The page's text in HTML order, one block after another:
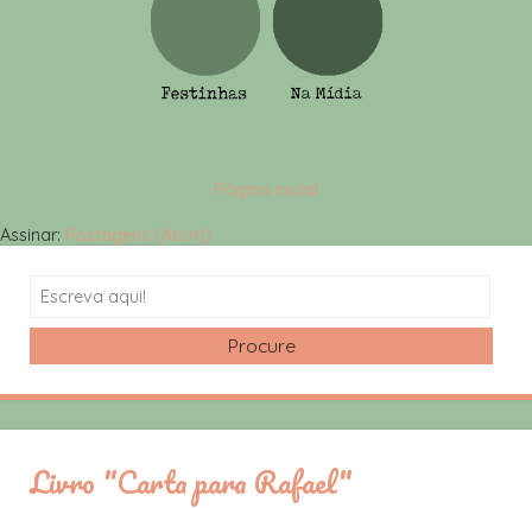
Página inicial
Assinar: Postagens (Atom)
Search
Livro "Carta para Rafael"